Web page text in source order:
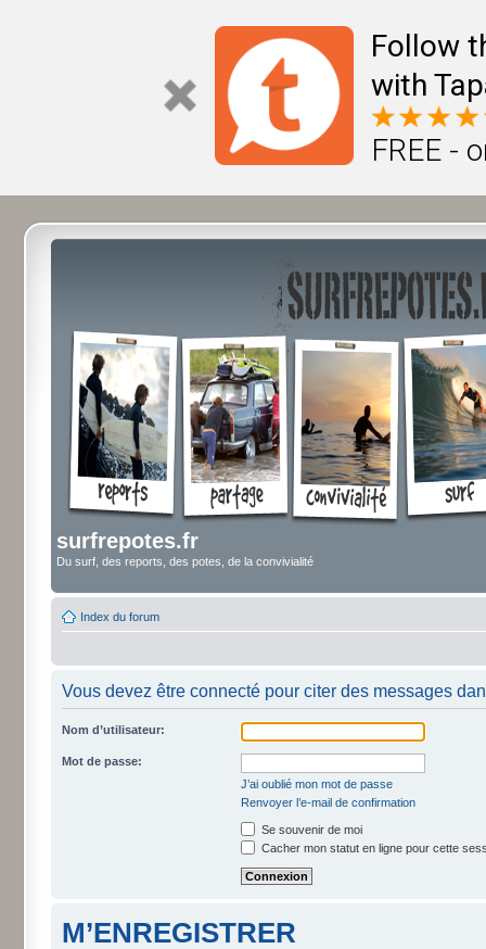
Follow
with
FREE -
surfrepotes.fr
Du surf, des reports, des potes, de la convivialité
Index du forum
Vous devez être connecté pour citer des messages
Nom d’utilisateur:
Mot de passe:
J’ai oublié mon mot de passe
Renvoyer l’e-mail de confirmation
Se souvenir de moi
Cacher mon statut en ligne pour cette
M’ENREGISTRER